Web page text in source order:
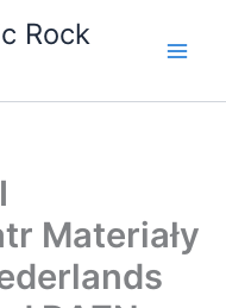
Rock
Materiały